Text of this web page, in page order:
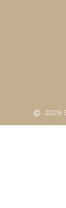
2026